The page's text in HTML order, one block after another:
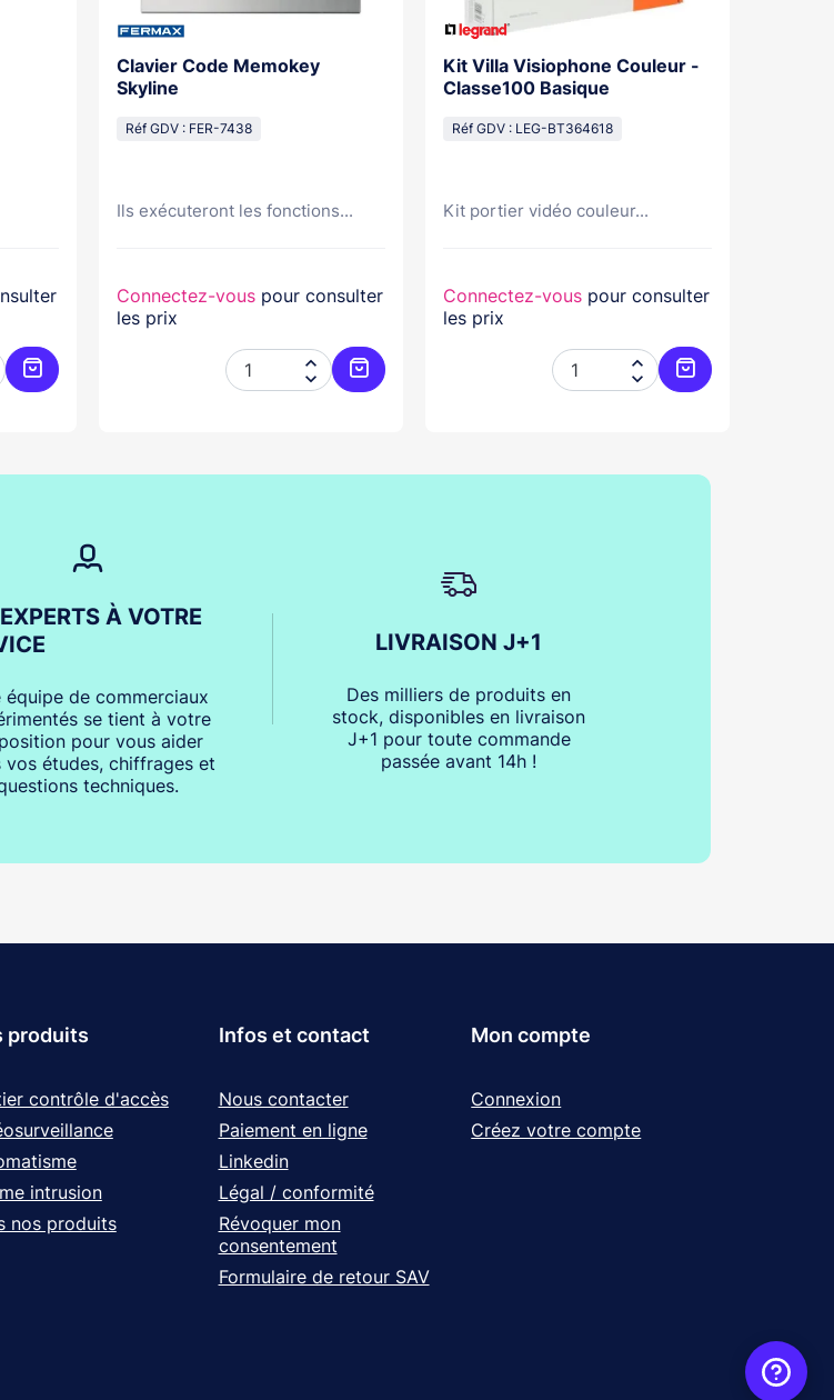
Ajouter au panier
Clavier Code Memokey
Skyline
Réf GDV : FER-7438
Ils exécuteront les fonctions...
Connectez-vous pour consulter
les prix


Ajouter au panier
Kit Villa Visiophone Couleur -
Classe100 Basique
Réf GDV : LEG-BT364618
Kit portier vidéo couleur...
Connectez-vous pour consulter
les prix


Ajouter au panier
À VOTRE
équipe de commerciaux
se tient à votre
pour vous aider
vos études, chiffrages et
techniques.
LIVRAISON J+1
Des milliers de produits en
stock, disponibles en livraison
J+1 pour toute commande
passée avant 14h !
produits
contrôle d'accès
intrusion
nos produits
Infos et contact
Nous contacter
Paiement en ligne
Linkedin
Légal / conformité
Révoquer mon
consentement
Formulaire de retour SAV
Mon compte
Connexion
Créez votre compte